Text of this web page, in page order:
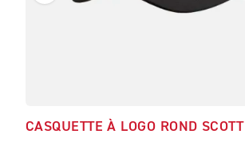
CASQUETTE À LOGO ROND SCOTT